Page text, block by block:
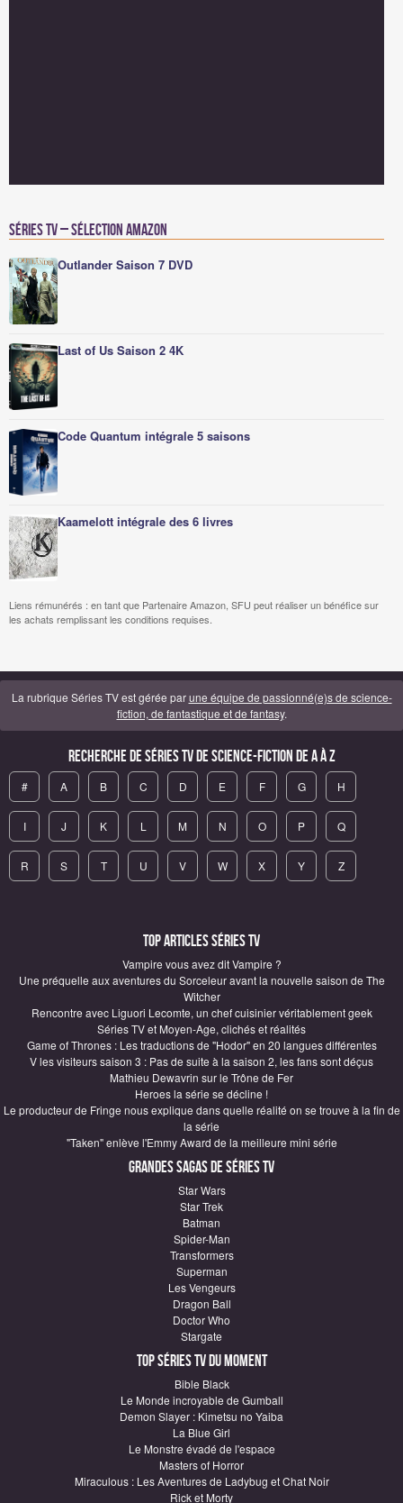
Séries TV – Sélection Amazon
Outlander Saison 7 DVD
Last of Us Saison 2 4K
Code Quantum intégrale 5 saisons
Kaamelott intégrale des 6 livres
Liens rémunérés : en tant que Partenaire Amazon, SFU peut réaliser un bénéfice sur
les achats remplissant les conditions requises.
La rubrique Séries TV est gérée parune équipe de passionné(e)s de science-
fiction, de fantastique et de fantasy.
Recherche de Séries TV de science-fiction de A à Z
# A B C D E F G H
I J K L M N O P Q
R S T U V W X Y Z
Top articles Séries TV
Vampire vous avez dit Vampire ?
Une préquelle aux aventures du Sorceleur avant la nouvelle saison de The
Witcher
Rencontre avec Liguori Lecomte, un chef cuisinier véritablement geek
Séries TV et Moyen-Age, clichés et réalités
Game of Thrones : Les traductions de "Hodor" en 20 langues différentes
V les visiteurs saison 3 : Pas de suite à la saison 2, les fans sont déçus
Mathieu Dewavrin sur le Trône de Fer
Heroes la série se décline !
Le producteur de Fringe nous explique dans quelle réalité on se trouve à la fin de
la série
"Taken" enlève l'Emmy Award de la meilleure mini série
Grandes sagas de Séries TV
Star Wars
Star Trek
Batman
Spider-Man
Transformers
Superman
Les Vengeurs
Dragon Ball
Doctor Who
Stargate
Top Séries TV du moment
Bible Black
Le Monde incroyable de Gumball
Demon Slayer : Kimetsu no Yaiba
La Blue Girl
Le Monstre évadé de l'espace
Masters of Horror
Miraculous : Les Aventures de Ladybug et Chat Noir
Rick et Morty